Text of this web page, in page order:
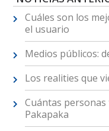
Cuáles son los
el usuario
Medios públicos:
Los realities que
Cuántas
Pakapaka